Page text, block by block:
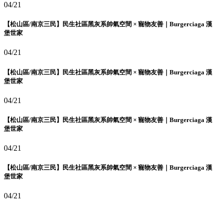
04/21
【松山區/南京三民】民生社區黑灰系帥氣空間 × 寵物友善｜Burgerciaga 漢
堡世家
04/21
【松山區/南京三民】民生社區黑灰系帥氣空間 × 寵物友善｜Burgerciaga 漢
堡世家
04/21
【松山區/南京三民】民生社區黑灰系帥氣空間 × 寵物友善｜Burgerciaga 漢
堡世家
04/21
【松山區/南京三民】民生社區黑灰系帥氣空間 × 寵物友善｜Burgerciaga 漢
堡世家
04/21